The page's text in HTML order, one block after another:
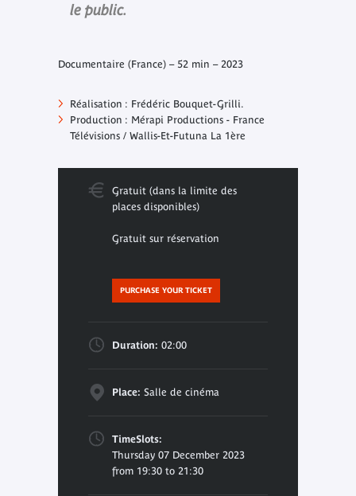
le public.
Documentaire (France) – 52 min – 2023
Réalisation : Frédéric Bouquet-Grilli.
Production : Mérapi Productions - France
Télévisions / Wallis-Et-Futuna La 1ère
Gratuit (dans la limite des
places disponibles)
Gratuit sur réservation
PURCHASE YOUR TICKET
Duration: 02:00
Place: Salle de cinéma
TimeSlots:
Thursday 07 December 2023
from 19:30 to 21:30